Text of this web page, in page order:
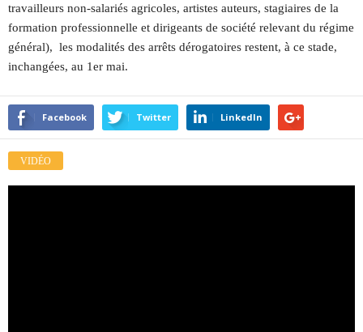
travailleurs non-salariés agricoles, artistes auteurs, stagiaires de la
formation professionnelle et dirigeants de société relevant du régime
général), les modalités des arrêts dérogatoires restent, à ce stade,
inchangées, au 1er mai.
Facebook Twitter LinkedIn
VIDÉO